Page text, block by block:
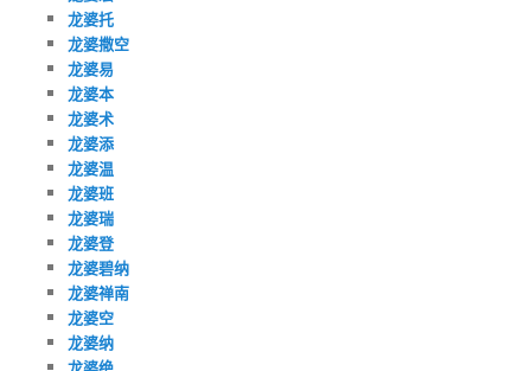
龙婆托
龙婆撒空
龙婆易
龙婆本
龙婆术
龙婆添
龙婆温
龙婆班
龙婆瑞
龙婆登
龙婆碧纳
龙婆禅南
龙婆空
龙婆纳